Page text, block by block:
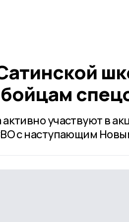
участвуют в
с наступающим